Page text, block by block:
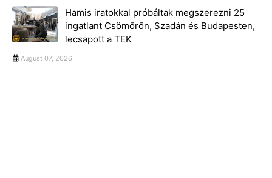
Hamis iratokkal próbáltak megszerezni 25
ingatlant Csömörön, Szadán és Budapesten,
lecsapott a TEK
August 07, 2026